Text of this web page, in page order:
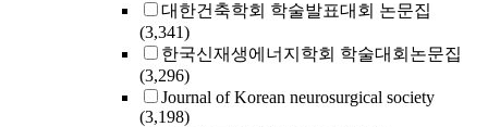
대한건축학회 학술발표대회 논문집
(3,341)
한국신재생에너지학회 학술대회논문집
(3,296)
Journal of Korean neurosurgical society
(3,198)